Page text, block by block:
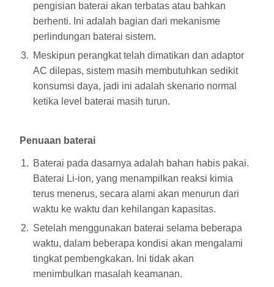
pengisian baterai akan terbatas atau bahkan
berhenti. Ini adalah bagian dari mekanisme
perlindungan baterai sistem.
Meskipun perangkat telah dimatikan dan adaptor
AC dilepas, sistem masih membutuhkan sedikit
konsumsi daya, jadi ini adalah skenario normal
ketika level baterai masih turun.
Penuaan baterai
Baterai pada dasarnya adalah bahan habis pakai.
Baterai Li-ion, yang menampilkan reaksi kimia
terus menerus, secara alami akan menurun dari
waktu ke waktu dan kehilangan kapasitas.
Setelah menggunakan baterai selama beberapa
waktu, dalam beberapa kondisi akan mengalami
tingkat pembengkakan. Ini tidak akan
menimbulkan masalah keamanan.